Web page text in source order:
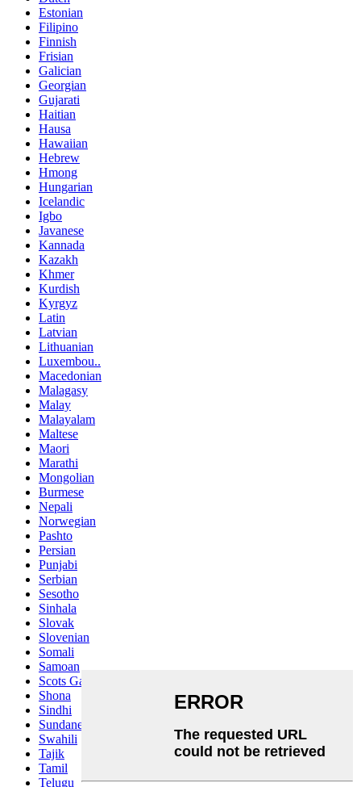
Estonian
Filipino
Finnish
Frisian
Galician
Georgian
Gujarati
Haitian
Hausa
Hawaiian
Hebrew
Hmong
Hungarian
Icelandic
Igbo
Javanese
Kannada
Kazakh
Khmer
Kurdish
Kyrgyz
Latin
Latvian
Lithuanian
Luxembou..
Macedonian
Malagasy
Malay
Malayalam
Maltese
Maori
Marathi
Mongolian
Burmese
Nepali
Norwegian
Pashto
Persian
Punjabi
Serbian
Sesotho
Sinhala
Slovak
Slovenian
Somali
Samoan
Scots Gaelic
Shona
Sindhi
Sundanese
Swahili
Tajik
Tamil
Telugu